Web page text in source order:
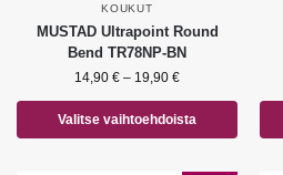
KOUKUT
MUSTAD Ultrapoint Round
Bend TR78NP-BN
14,90 € – 19,90 €
Valitse vaihtoehdoista